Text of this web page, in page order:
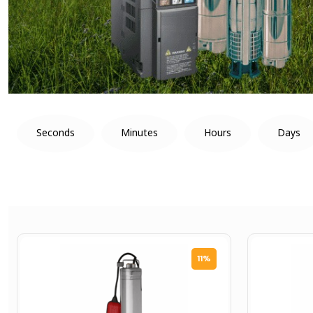
Days
Hours
Minutes
Seconds
11%